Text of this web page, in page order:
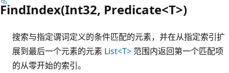
FindIndex(Int32, Predicate<T>)
搜索与指定谓词定义的条件匹配的元素，并在从指定索引扩
展到最后一个元素的元素 List<T> 范围内返回第一个匹配项
的从零开始的索引。